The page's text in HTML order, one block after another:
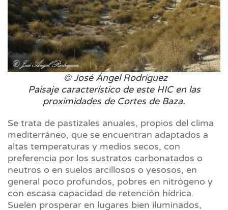
© José Ángel Rodríguez
Paisaje característico de este HIC en las
proximidades de Cortes de Baza.
Se trata de pastizales anuales, propios del clima
mediterráneo, que se encuentran adaptados a
altas temperaturas y medios secos, con
preferencia por los sustratos carbonatados o
neutros o en suelos arcillosos o yesosos, en
general poco profundos, pobres en nitrógeno y
con escasa capacidad de retención hídrica.
Suelen prosperar en lugares bien iluminados,